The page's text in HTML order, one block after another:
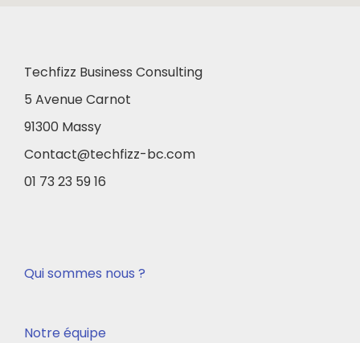
Techfizz Business Consulting
5 Avenue Carnot
91300 Massy
Contact@techfizz-bc.com
01 73 23 59 16
Qui sommes nous ?
Notre équipe